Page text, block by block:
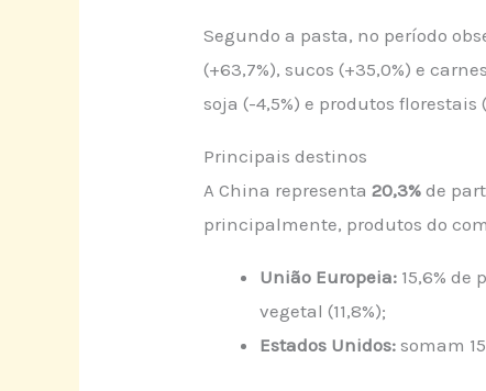
Segundo a pasta, no período
(+63,7%), sucos (+35,0%) e
soja (-4,5%) e produtos florestais
Principais destinos
A China representa20,3% de
principalmente, produtos do
União Europeia: 15,6%
vegetal (11,8%);
Estados Unidos: somam